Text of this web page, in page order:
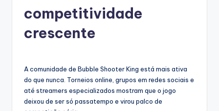
competitividade
crescente
A comunidade de Bubble Shooter King está mais ativa
do que nunca. Torneios online, grupos em redes sociais e
até streamers especializados mostram que o jogo
deixou de ser só passatempo e virou palco de